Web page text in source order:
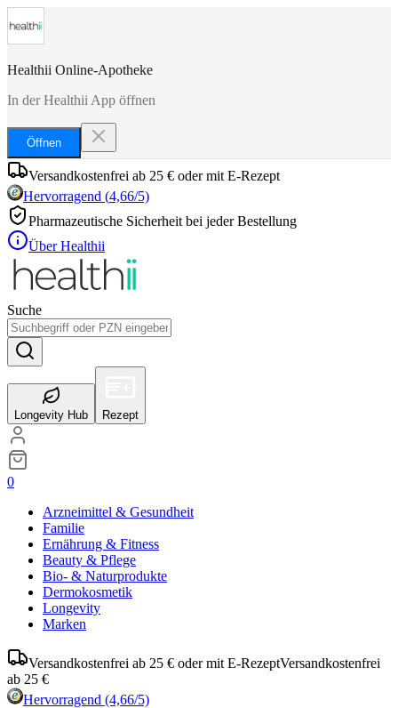
Healthii Online-Apotheke
In der Healthii App öffnen
Öffnen
Versandkostenfrei ab 25 € oder mit E-Rezept
Hervorragend (4,66/5)
Pharmazeutische Sicherheit bei jeder Bestellung
Über Healthii
Suche
Longevity Hub Rezept
0
Arzneimittel & Gesundheit
Familie
Ernährung & Fitness
Beauty & Pflege
Bio- & Naturprodukte
Dermokosmetik
Longevity
Marken
Versandkostenfrei ab 25 € oder mit E-RezeptVersandkostenfrei
ab 25 €
Hervorragend (4,66/5)